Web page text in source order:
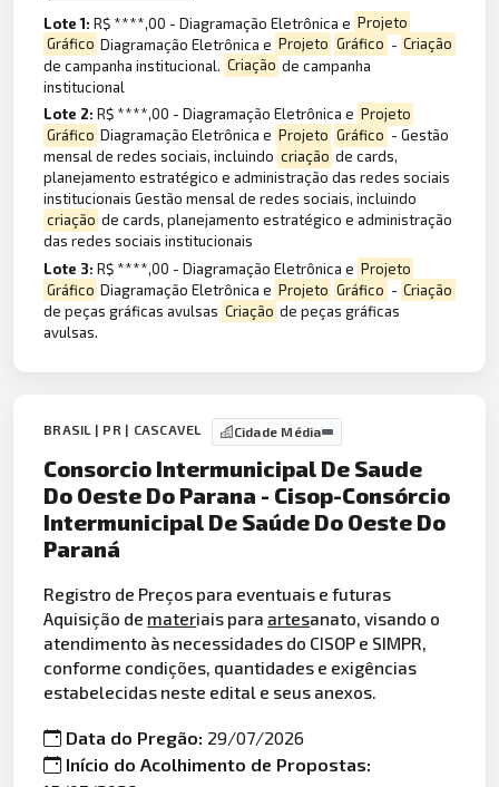
Lote 1:R$ ****,00 - Diagramação Eletrônica e Projeto
Gráfico Diagramação Eletrônica e Projeto Gráfico - Criação
de campanha institucional. Criação de campanha
institucional
Lote 2:R$ ****,00 - Diagramação Eletrônica e Projeto
Gráfico Diagramação Eletrônica e Projeto Gráfico - Gestão
mensal de redes sociais, incluindo criação de cards,
planejamento estratégico e administração das redes sociais
institucionais Gestão mensal de redes sociais, incluindo
criação de cards, planejamento estratégico e administração
das redes sociais institucionais
Lote 3:R$ ****,00 - Diagramação Eletrônica e Projeto
Gráfico Diagramação Eletrônica e Projeto Gráfico - Criação
de peças gráficas avulsas Criação de peças gráficas
avulsas.
BRASIL | PR | CASCAVEL Cidade Média
Consorcio Intermunicipal De Saude
Do Oeste Do Parana - Cisop-Consórcio
Intermunicipal De Saúde Do Oeste Do
Paraná
Registro de Preços para eventuais e futuras
Aquisição de materiais para artesanato, visando o
atendimento às necessidades do CISOP e SIMPR,
conforme condições, quantidades e exigências
estabelecidas neste edital e seus anexos.
Data do Pregão: 29/07/2026
Início do Acolhimento de Propostas: